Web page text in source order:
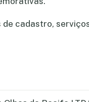
de cadastro,